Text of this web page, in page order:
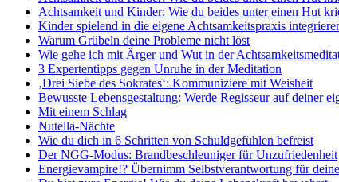
Achtsamkeit und Kinder: Wie du beides unter einen Hut
Kinder spielend in die eigene Achtsamkeitspraxis
Warum Grübeln deine Probleme nicht löst
Wie gehe ich mit Ärger und Wut in der
3 Expertentipps gegen Unruhe in der Meditation
‚Drei Siebe des Sokrates‘: Kommuniziere mit Weisheit
Bewusste Lebensgestaltung: Werde Regisseur auf deiner
Mit einem Schlag
Nutella-Nächte
Wie du dich in 6 Schritten von Schuldgefühlen befreist
Der NGG-Modus: Brandbeschleuniger für Unzufriedenheit
Energievampire!? Übernimm Selbstverantwortung für